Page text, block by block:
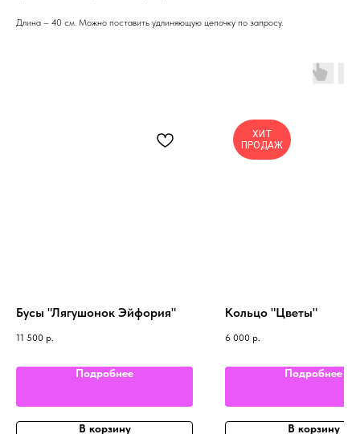
Длина – 40 см. Можно поставить удлиняющую цепочку по запросу.
Бусы "Лягушонок Эйфория"
11 500 р.
Подробнее
В корзину
ХИТ
ПРОДАЖ
Кольцо "Цветы"
6 000 р.
Подробнее
В корзину